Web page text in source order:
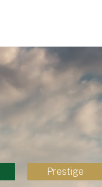
Prestige